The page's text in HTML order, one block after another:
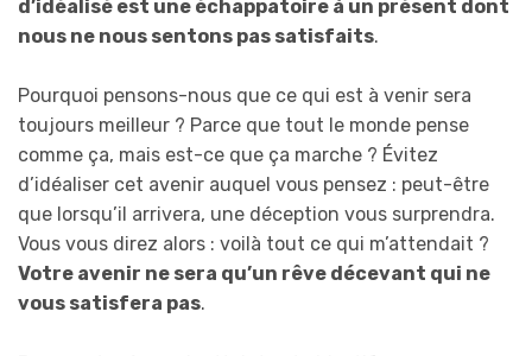
d’idéalisé est une échappatoire à un présent dont
nous ne nous sentons pas satisfaits.
Pourquoi pensons-nous que ce qui est à venir sera
toujours meilleur ? Parce que tout le monde pense
comme ça, mais est-ce que ça marche ? Évitez
d’idéaliser cet avenir auquel vous pensez : peut-être
que lorsqu’il arrivera, une déception vous surprendra.
Vous vous direz alors : voilà tout ce qui m’attendait ?
Votre avenir ne sera qu’un rêve décevant qui ne
vous satisfera pas.